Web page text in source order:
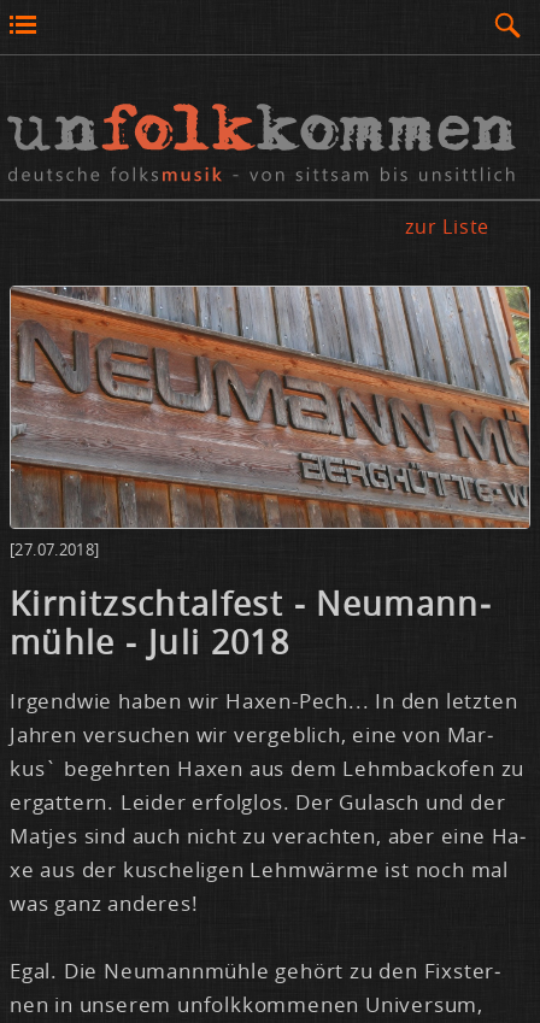
zur Liste
[27.07.2018]
Kir­nitzsch­tal­fest - Neu­mann­
müh­le - Ju­li 2018
Ir­gend­wie ha­ben wir Ha­xen-Pech... In den letz­ten
Jah­ren ver­su­chen wir ver­geb­lich, ei­ne von Mar­
kus` be­gehr­ten Ha­xen aus dem Lehm­back­ofen zu
er­gat­tern. Lei­der er­folg­los. Der Gu­lasch und der
Mat­jes sind auch nicht zu ver­ach­ten, aber ei­ne Ha­
xe aus der ku­sche­li­gen Lehm­wär­me ist noch mal
was ganz an­de­res!
Egal. Die Neu­mann­müh­le ge­hört zu den Fix­ster­
nen in un­se­rem un­folk­kom­me­nen Uni­ver­sum,